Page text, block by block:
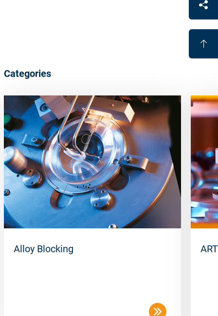
Categories
Alloy Blocking